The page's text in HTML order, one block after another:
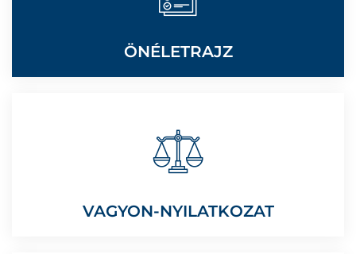
ÖNÉLETRAJZ
VAGYON-NYILATKOZAT